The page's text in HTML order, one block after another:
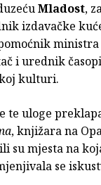
Mladost,
izdavačke
i urednik
kulturi.
te uloge
, knjižara na
su mjesta na
se